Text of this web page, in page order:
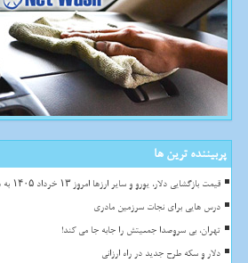
پربیننده ترین ها
قیمت بازگشایی دلار، یورو و سایر ارزها امروز ۱۳ خرداد ۱۴۰۵ به همراه جدول
درس هایی برای نجات سرزمین مادری
تهران، بی سروصدا جمعیتش را جابه جا می کند!
دلار و سکه طرح جدید در راه ارزانی